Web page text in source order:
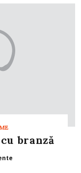
branză